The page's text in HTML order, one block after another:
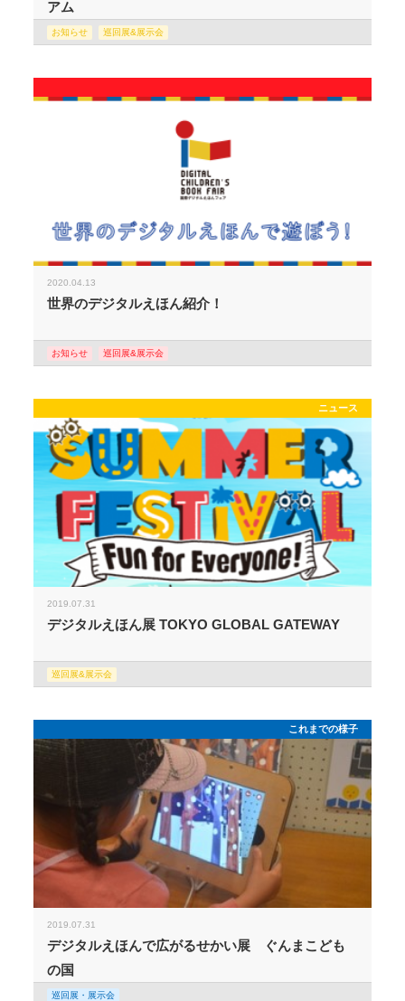
アム
お知らせ 巡回展&展示会
2020.04.13
世界のデジタルえほん紹介！
お知らせ 巡回展&展示会
ニュース
2019.07.31
デジタルえほん展 TOKYO GLOBAL GATEWAY
巡回展&展示会
これまでの様子
2019.07.31
デジタルえほんで広がるせかい展 ぐんまこども
の国
巡回展・展示会